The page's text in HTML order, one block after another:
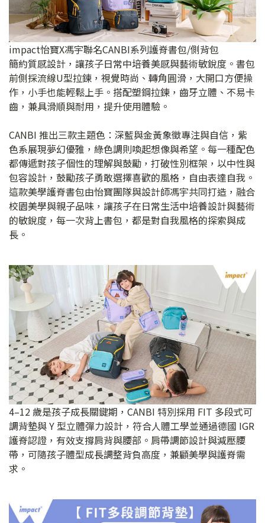
impact怡寶X馮宇聯名CANBI系列護脊書包/側背包
簡約質感設計，讓孩子日常中培養美感與藝術敏銳度。書包
前側採流線U型拉鍊，視覺時尚、轉角圓滑，大開口方便操
作，小手也能輕鬆上手。搭配塑鋼拉鍊，齒牙立體、不易卡
齒，兼具滑順與耐用，提升使用體驗。
CANBI 推出三款主題色：深藍與金黃象徵專注與自信，紫
色系展現夢幻優雅，綠色調則喚起想像與希望。每一種配色
都傳遞對孩子個性的理解與鼓勵，打破性別框架，以中性與
包容設計，鼓勵孩子勇敢選擇喜歡的風格，自由表達自我。
這款美學護脊書包由怡寶團隊與設計師馮宇共同打造，融合
校園美學與親子品味，讓孩子在日常生活中培養設計與藝術
的敏銳度，每一次背上書包，都是對自我風格的探索與成
長。
4–12 歲是孩子成長關鍵期，CANBI 特別採用 FIT 多段式可
調背墊與 Y 型立體彈力設計，符合人體工學並通過德國 IGR
護脊認證，有效支撐肩背與腰部。肩帶調節設計與減壓腰
帶，可隨孩子體型成長調整背負高度，兼顧美學與護脊需
求。